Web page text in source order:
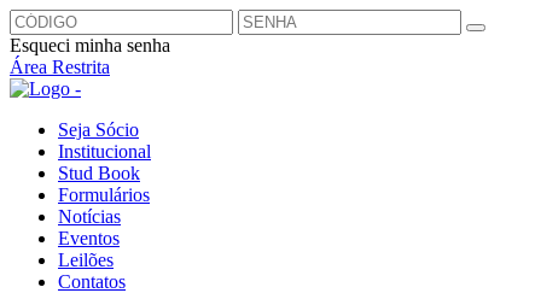
Esqueci minha senha
Área Restrita
Seja Sócio
Institucional
Stud Book
Formulários
Notícias
Eventos
Leilões
Contatos